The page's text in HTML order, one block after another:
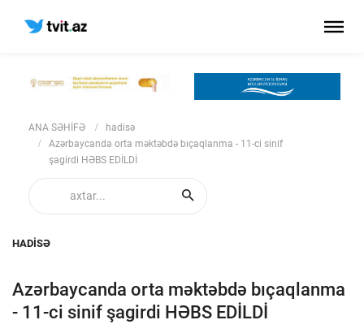
ANA SƏHİFƏ
hadisə
Azərbaycanda orta məktəbdə bıçaqlanma - 11-ci sinif
şagirdi HƏBS EDİLDİ
HADISƏ
Azərbaycanda orta məktəbdə bıçaqlanma
- 11-ci sinif şagirdi HƏBS EDİLDİ